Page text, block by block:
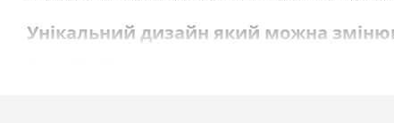
Унікальний дизайн який можна